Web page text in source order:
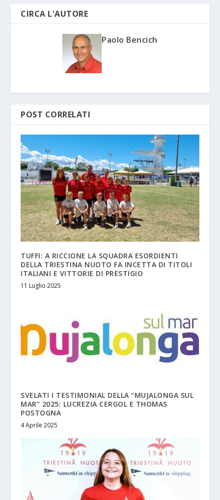
CIRCA L'AUTORE
Paolo Bencich
POST CORRELATI
TUFFI: A RICCIONE LA SQUADRA ESORDIENTI
DELLA TRIESTINA NUOTO FA INCETTA DI TITOLI
ITALIANI E VITTORIE DI PRESTIGIO
11 Luglio 2025
SVELATI I TESTIMONIAL DELLA “MUJALONGA SUL
MAR” 2025: LUCREZIA CERGOL E THOMAS
POSTOGNA
4 Aprile 2025